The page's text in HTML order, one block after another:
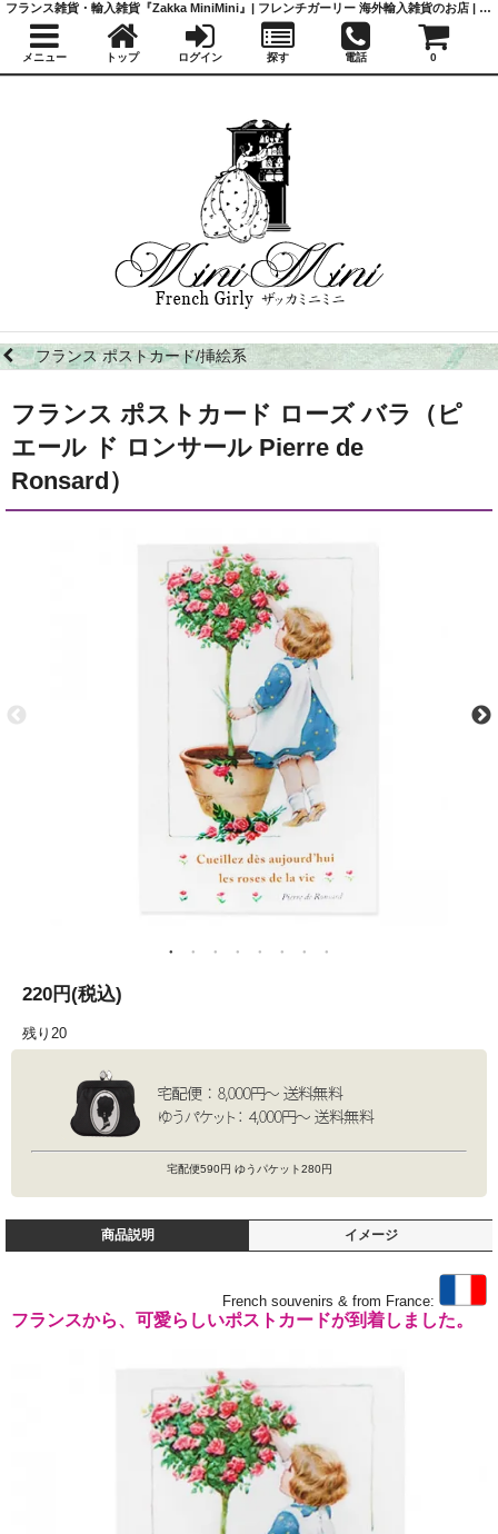
フランス ポストカード/挿絵系
フランス ポストカード ローズ バラ（ピ
エール ド ロンサール Pierre de
Ronsard）
220円(税込)
残り20
宅配便590円 ゆうパケット280円
商品説明 イメージ
French souvenirs & from France:
フランスから、可愛らしいポストカードが到着しました。
フランス雑貨・輸入雑貨『Zakka MiniMini』| フレンチガーリー 海外輸入雑貨のお店 | かわいい雑貨 | 蚤の市 | アンティーク
メニュー トップ ログイン 探す 電話 0